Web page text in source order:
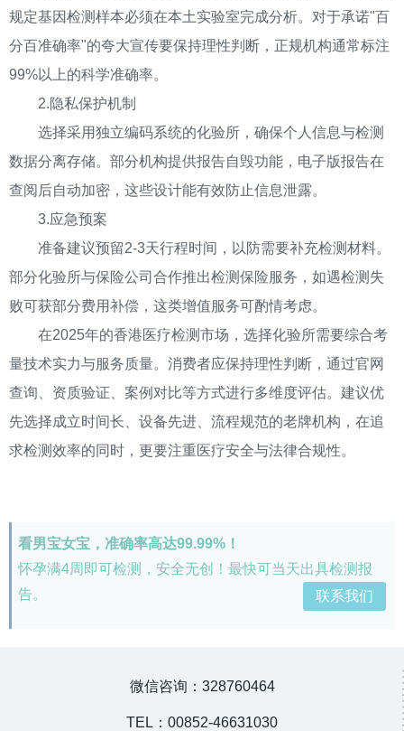
规定基因检测样本必须在本土实验室完成分析。对于承诺"百
分百准确率"的夸大宣传要保持理性判断，正规机构通常标注
99%以上的科学准确率。
2.隐私保护机制
选择采用独立编码系统的化验所，确保个人信息与检测
数据分离存储。部分机构提供报告自毁功能，电子版报告在
查阅后自动加密，这些设计能有效防止信息泄露。
3.应急预案
准备建议预留2-3天行程时间，以防需要补充检测材料。
部分化验所与保险公司合作推出检测保险服务，如遇检测失
败可获部分费用补偿，这类增值服务可酌情考虑。
在2025年的香港医疗检测市场，选择化验所需要综合考
量技术实力与服务质量。消费者应保持理性判断，通过官网
查询、资质验证、案例对比等方式进行多维度评估。建议优
先选择成立时间长、设备先进、流程规范的老牌机构，在追
求检测效率的同时，更要注重医疗安全与法律合规性。
看男宝女宝，准确率高达99.99%！
怀孕满4周即可检测，安全无创！最快可当天出具检测报
告。
联系我们
微信咨询：328760464
TEL：00852-46631030